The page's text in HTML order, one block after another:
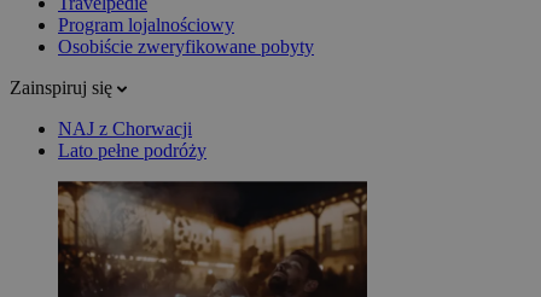
Program lojalnościowy
Osobiście zweryfikowane pobyty
Zainspiruj się
NAJ z Chorwacji
Lato pełne podróży